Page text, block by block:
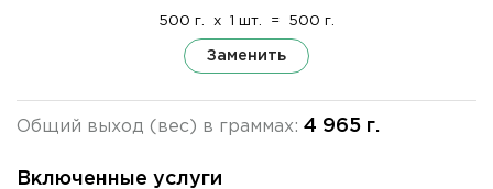
500 г. x 1 шт. = 500 г.
Заменить
Общий выход (вес) в граммах: 4 965 г.
Включенные услуги